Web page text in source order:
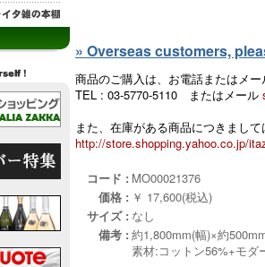
» Overseas customers,
商品のご購入は、お電話またはメ
TEL : 03-5770-5110 またはメール
また、在庫がある商品につきまし
http://store.shopping.yahoo.co.jp/
コード : MO00021376
価格 : ￥ 17,600(税込)
サイズ : なし
備考 : 約1,800mm(幅)×約
素材:コットン56%+モダ